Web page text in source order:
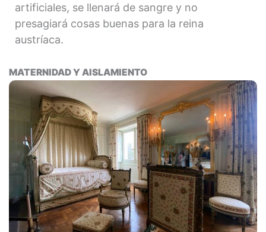
artificiales, se llenará de sangre y no
presagiará cosas buenas para la reina
austríaca.
MATERNIDAD Y AISLAMIENTO